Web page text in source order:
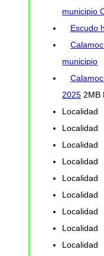
municipio
Escudo
municipio
2025 2MB
Localidad
Localidad
Localidad
Localidad
Localidad
Localidad
Localidad
Localidad
Localidad